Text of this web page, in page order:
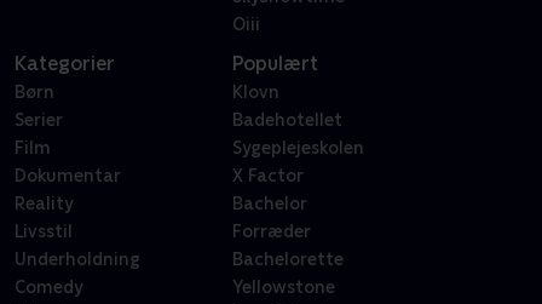
Oiii
Kategorier
Børn
Serier
Film
Dokumentar
Reality
Livsstil
Underholdning
Comedy
Populært
Klovn
Badehotellet
Sygeplejeskolen
X Factor
Bachelor
Forræder
Bachelorette
Yellowstone